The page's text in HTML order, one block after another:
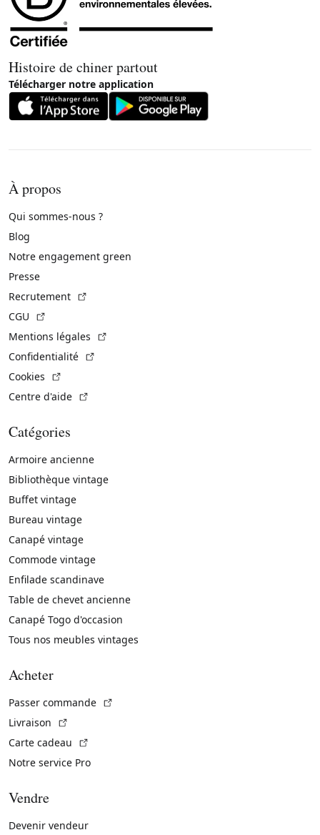
Histoire de chiner partout
Télécharger notre application
À propos
Qui sommes-nous ?
Blog
Notre engagement green
Presse
Recrutement
CGU
Mentions légales
Confidentialité
Cookies
Centre d'aide
Catégories
Armoire ancienne
Bibliothèque vintage
Buffet vintage
Bureau vintage
Canapé vintage
Commode vintage
Enfilade scandinave
Table de chevet ancienne
Canapé Togo d'occasion
Tous nos meubles vintages
Acheter
Passer commande
Livraison
Carte cadeau
Notre service Pro
Vendre
Devenir vendeur